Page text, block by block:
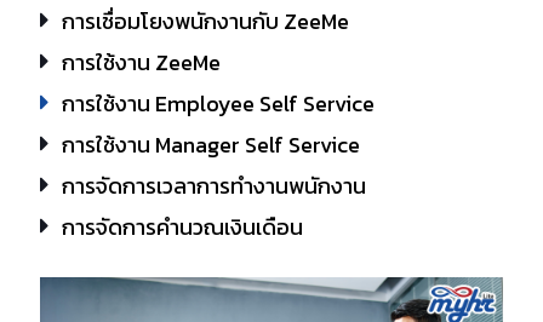
การเชื่อมโยงพนักงานกับ ZeeMe
การใช้งาน ZeeMe
การใช้งาน Employee Self Service
การใช้งาน Manager Self Service
การจัดการเวลาการทำงานพนักงาน
การจัดการคำนวณเงินเดือน